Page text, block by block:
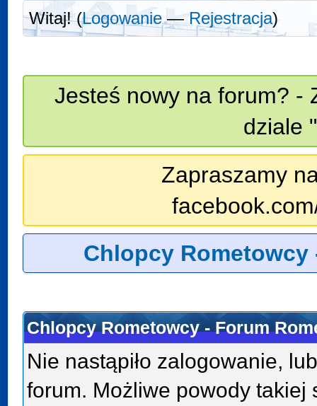
Witaj! (Logowanie—Rejestracja)
Jesteś nowy na forum? -
dziale
Zapraszamy
Chlopcy Rometowcy
Chlopcy Rometowcy - Forum
Nie nastąpiło zalogowanie,
forum. Możliwe powody takiej